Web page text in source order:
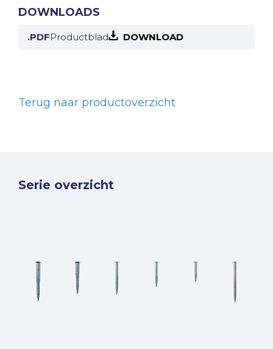
DOWNLOADS
.PDFProductblad DOWNLOAD
Terug naar productoverzicht
Serie overzicht